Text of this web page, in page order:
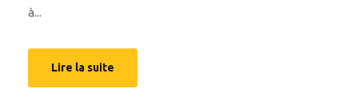
à...
Lire la suite